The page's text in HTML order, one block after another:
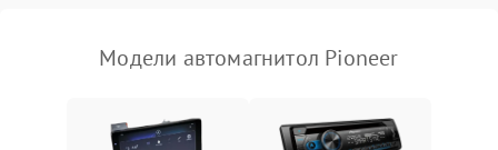
Модели автомагнитол Pioneer